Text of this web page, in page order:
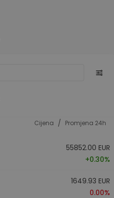
Cijena / Promjena 24h
55852.00 EUR
+0.30%
1649.93 EUR
0.00%